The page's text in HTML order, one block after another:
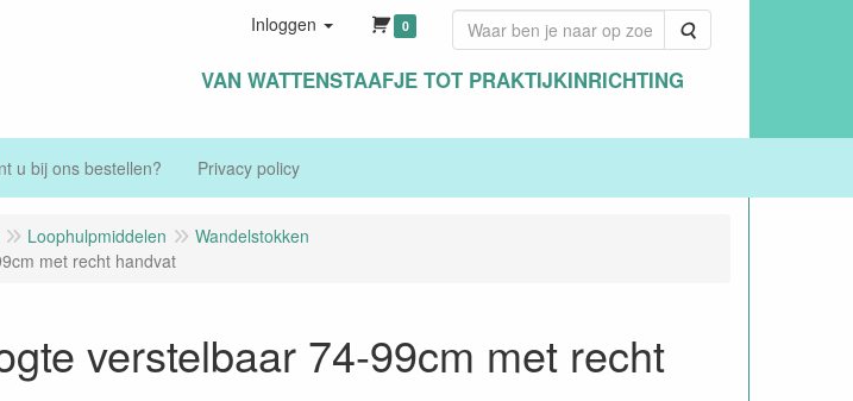
VAN WATTENSTAAFJE TOT PRAKTIJKINRICHTING
Inloggen 0 Zoeken
u bij ons bestellen? Privacy policy
Loophulpmiddelen
Wandelstokken
met recht handvat
verstelbaar 74-99cm met recht